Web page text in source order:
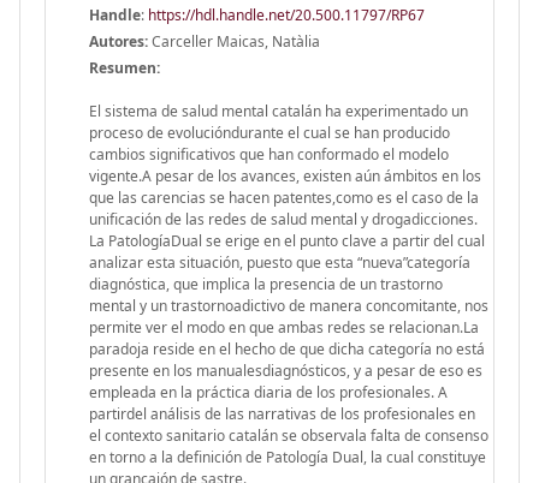
Handle: https://hdl.handle.net/20.500.11797/RP67
Autores:Carceller Maicas, Natàlia
Resumen:
El sistema de salud mental catalán ha experimentado un
proceso de evolucióndurante el cual se han producido
cambios significativos que han conformado el modelo
vigente.A pesar de los avances, existen aún ámbitos en los
que las carencias se hacen patentes,como es el caso de la
unificación de las redes de salud mental y drogadicciones.
La PatologíaDual se erige en el punto clave a partir del cual
analizar esta situación, puesto que esta “nueva”categoría
diagnóstica, que implica la presencia de un trastorno
mental y un trastornoadictivo de manera concomitante, nos
permite ver el modo en que ambas redes se relacionan.La
paradoja reside en el hecho de que dicha categoría no está
presente en los manualesdiagnósticos, y a pesar de eso es
empleada en la práctica diaria de los profesionales. A
partirdel análisis de las narrativas de los profesionales en
el contexto sanitario catalán se observala falta de consenso
en torno a la definición de Patología Dual, la cual constituye
un grancajón de sastre.